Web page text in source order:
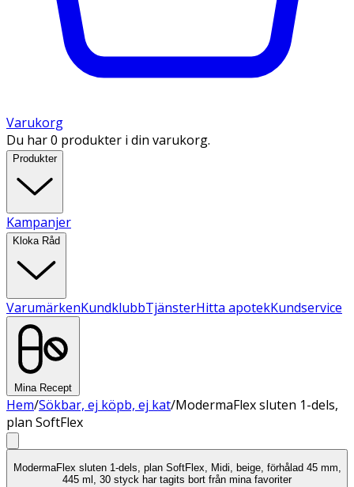
Varukorg
Du har 0 produkter i din varukorg.
Produkter
Kampanjer
Kloka Råd
VarumärkenKundklubbTjänsterHitta apotekKundservice
Mina Recept
Hem/Sökbar, ej köpb, ej kat/ModermaFlex sluten 1-dels,
plan SoftFlex
ModermaFlex sluten 1-dels, plan SoftFlex, Midi, beige, förhålad 45 mm,
445 ml, 30 styck har tagits bort från mina favoriter